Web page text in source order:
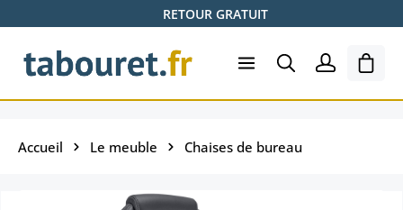
Passer au contenu principalRETOUR GRATUIT
Le
Accueil Le meuble Chaises de bureau